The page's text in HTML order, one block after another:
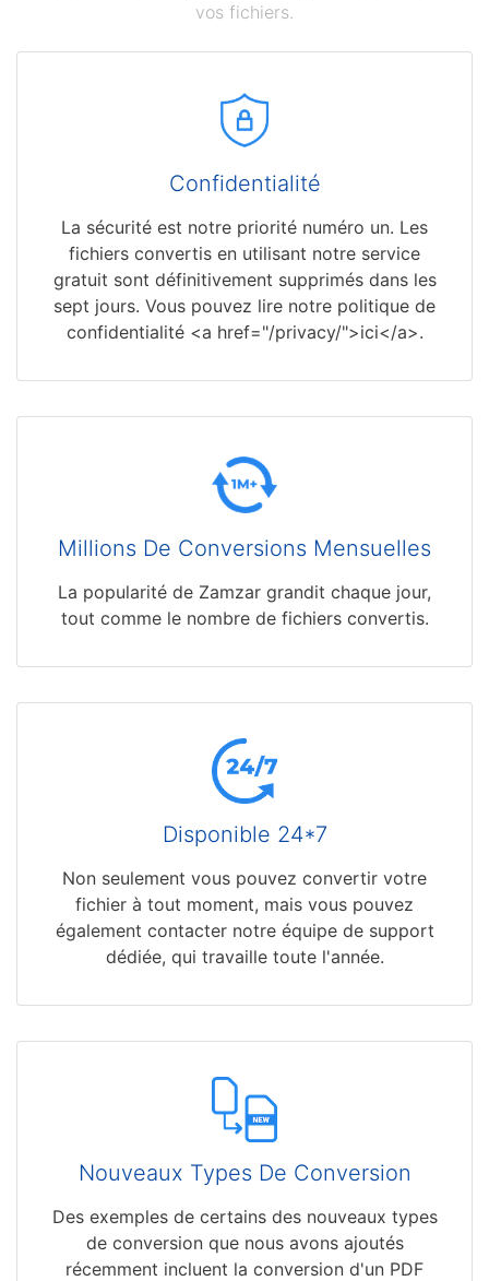
vos fichiers.
Confidentialité
La sécurité est notre priorité numéro un. Les
fichiers convertis en utilisant notre service
gratuit sont définitivement supprimés dans les
sept jours. Vous pouvez lire notre politique de
confidentialité <a href="/privacy/">ici</a>.
Millions De Conversions Mensuelles
La popularité de Zamzar grandit chaque jour,
tout comme le nombre de fichiers convertis.
Disponible 24*7
Non seulement vous pouvez convertir votre
fichier à tout moment, mais vous pouvez
également contacter notre équipe de support
dédiée, qui travaille toute l'année.
Nouveaux Types De Conversion
Des exemples de certains des nouveaux types
de conversion que nous avons ajoutés
récemment incluent la conversion d'un PDF